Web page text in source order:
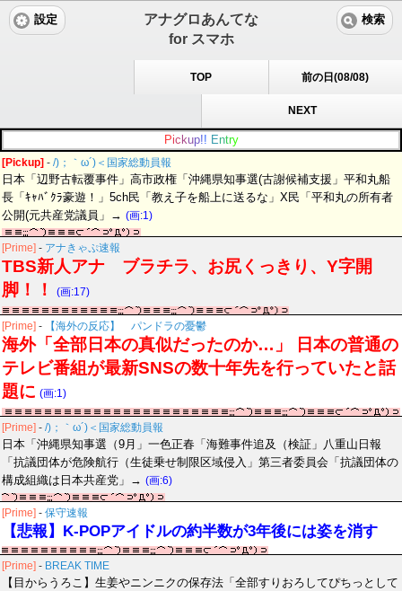
アナグロあんてな
for スマホ
設定 検索
TOP 前の日(08/08)
NEXT
Pic kup!! Entry
[Pickup] - /)；｀ω´)＜国家総動員報
日本「辺野古転覆事件」高市政権「沖縄県知事選(古謝候補支援」平和丸船
長「ｷｬﾊﾞｸﾗ豪遊！」5ch民「教え子を船上に送るな」X民「平和丸の所有者
公開(元共産党議員」→ (画:1)
[Prime] - アナきゃぷ速報
TBS新人アナ ブラチラ、お尻くっきり、Y字開
脚！！
(画:17)
[Prime] - 【海外の反応】 パンドラの憂鬱
海外「全部日本の真似だったのか…」 日本の普通の
テレビ番組が最新SNSの数十年先を行っていたと話
題に (画:1)
[Prime] - /)；｀ω´)＜国家総動員報
日本「沖縄県知事選（9月」一色正春「海難事件追及（検証」八重山日報
「抗議団体が危険航行（生徒乗せ制限区域侵入」第三者委員会「抗議団体の
構成組織は日本共産党」→ (画:6)
[Prime] - 保守速報
【悲報】K-POPアイドルの約半数が3年後には姿を消す
[Prime] - BREAK TIME
【目からうろこ】生姜やニンニクの保存法「全部すりおろしてぴちっとして